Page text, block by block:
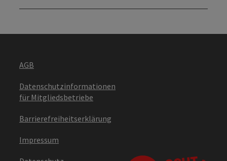
AGB
Datenschutzinformationen
für Mitgliedsbetriebe
Barrierefreiheitserklärung
Impressum